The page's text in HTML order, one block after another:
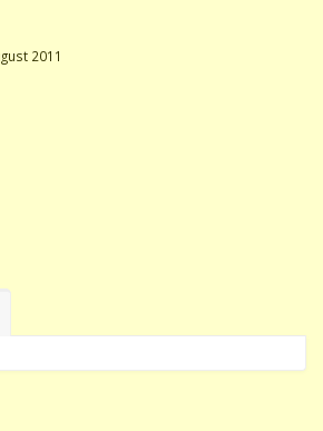
2011